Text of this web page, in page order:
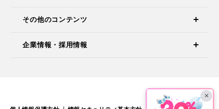
×
その他のコンテンツ
企業情報・採用情報